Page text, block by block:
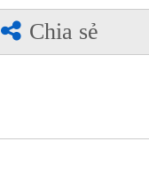
Chia sẻ